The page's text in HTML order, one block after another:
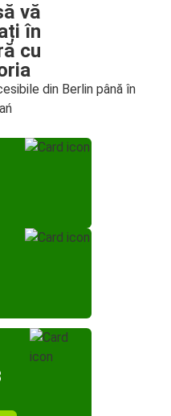
vă
în
cu
din Berlin până în